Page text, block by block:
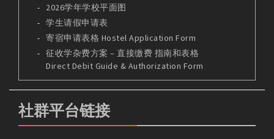
2026学年学校平面图
学生请假申请表
寄宿申请表格 Hostel Application Form
征收学杂费方案 – 直接缴费 指南和表格
Direct Debit Guide & Authorization Form
社群平台链接